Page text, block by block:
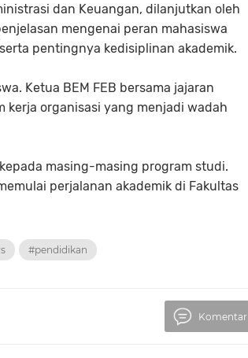
dan Keuangan, dilanjutkan oleh
mengenai peran mahasiswa
pentingnya kedisiplinan akademik.
Ketua BEM FEB bersama jajaran
organisasi yang menjadi wadah
masing-masing program studi.
perjalanan akademik di Fakultas
#pendidikan
Komentar